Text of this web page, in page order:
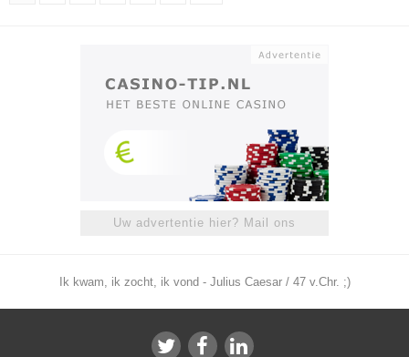
Uw advertentie hier? Mail ons
Ik kwam, ik zocht, ik vond - Julius Caesar / 47 v.Chr. ;)